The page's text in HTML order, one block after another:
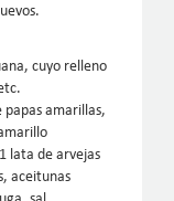
cuyo relleno
papas amarillas,
lata de arvejas
aceitunas